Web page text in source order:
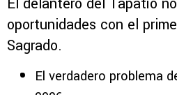
oportunidades con el
Sagrado.
El verdadero problema